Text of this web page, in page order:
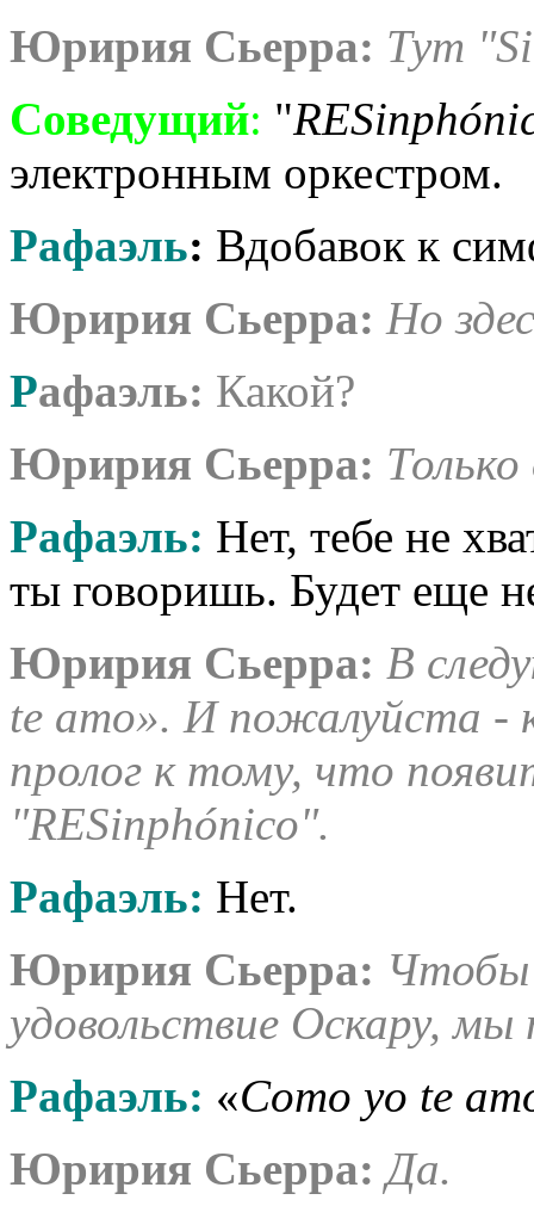
Юририя Сьерра: Тут
Соведущий: "RESinphó
электронным оркестром.
Рафаэль: Вдобавок к
Юририя Сьерра: Но
Рафаэль: Какой?
Юририя Сьерра:
Рафаэль: Нет, тебе не
ты говоришь. Будет еще
Юририя Сьерра: В
te amo». И пожалуйста -
пролог к тому, что
"RESinphónico".
Рафаэль: Нет.
Юририя Сьерра:
удовольствие Оскару,
Рафаэль: «Como yo te
Юририя Сьерра: Да.